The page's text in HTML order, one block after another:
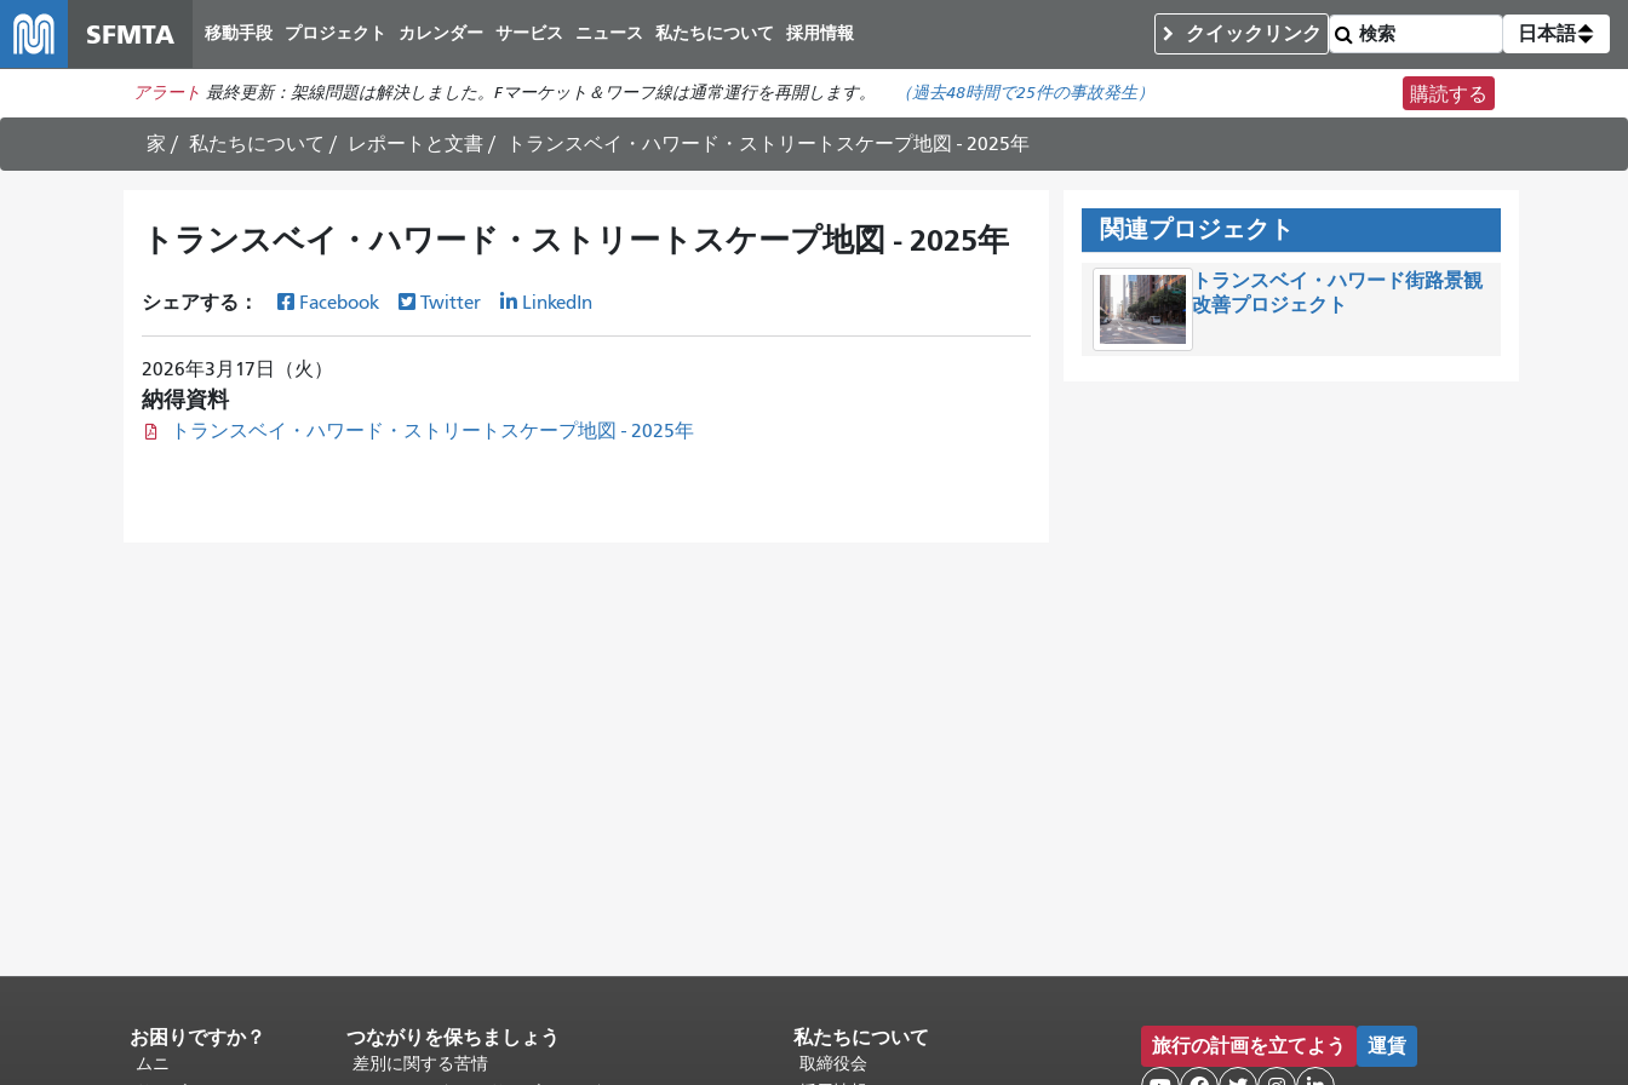
イ
ン
コ
ン
ツ
に
SFMTA 移動手段 プロジェクト カレンダー サービス ニュース 私たちについて 採用情報 クイックリンク 日本語
アラート 最終更新：架線問題は解決しました。Fマーケット＆ワーフ線は通常運行を再開します。 （過去48時間で25件の事故発生） 購読する
家 私たちについて レポートと文書 トランスベイ・ハワード・ストリートスケープ地図 - 2025年
トランスベイ・ハワード・ストリートスケープ地図 - 2025年
シェアする： Facebook Twitter LinkedIn
2026年3月17日（火）
納得資料
トランスベイ・ハワード・ストリートスケープ地図 - 2025年
関連プロジェクト
トランスベイ・ハワード街路景観
改善プロジェクト
ペ
ー
お困りですか？
ムニ
つながりを保ちましょう
差別に関する苦情
私たちについて
取締役会
旅行の計画を立てよう 運賃